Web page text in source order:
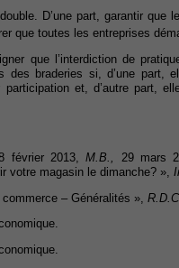
D’une part, garantir
que toutes les entreprises
que l’interdiction de
des braderies si, d’une part,
participation et, d’autre part,
février 2013,M.B.,
29 mars
votre magasin le dimanche? »,
– Généralités »,